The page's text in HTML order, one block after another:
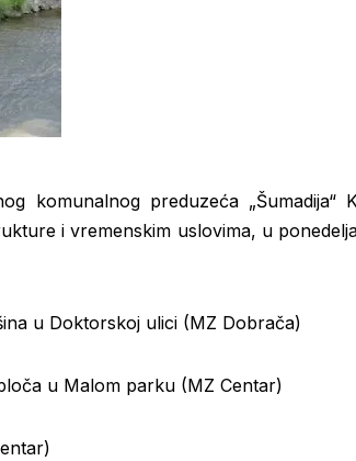
komunalnog preduzeća „Šumadija“
i vremenskim uslovima, u
u Doktorskoj ulici (MZ Dobrača)
u Malom parku (MZ Centar)